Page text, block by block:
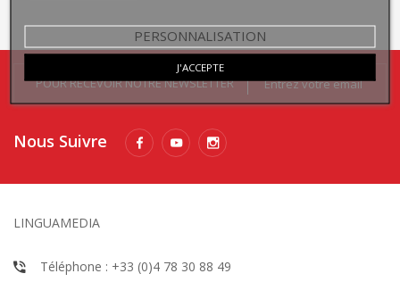
PERSONNALISATION
J'ACCEPTE
POUR RECEVOIR NOTRE NEWSLETTER
Nous Suivre
LINGUAMEDIA
Téléphone : +33 (0)4 78 30 88 49